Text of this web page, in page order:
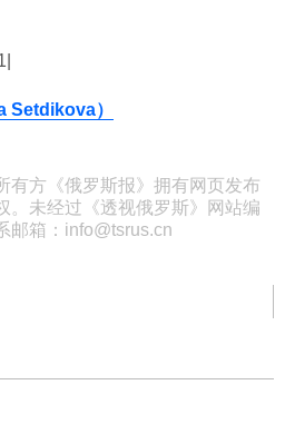
Setdikova）
有方《俄罗斯报》拥有网页发布
。未经过《透视俄罗斯》网站编
邮箱：info@tsrus.cn